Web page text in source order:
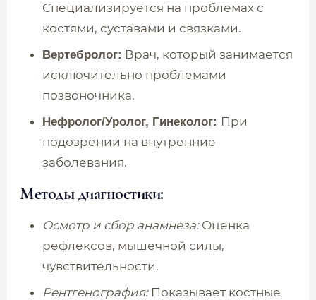
Специализируется на проблемах с
костями, суставами и связками.
Вертебролог: Врач, который занимается
исключительно проблемами
позвоночника.
Нефролог/Уролог, Гинеколог: При
подозрении на внутренние
заболевания.
Методы диагностики:
Осмотр и сбор анамнеза:Оценка
рефлексов, мышечной силы,
чувствительности.
Рентгенография:Показывает костные